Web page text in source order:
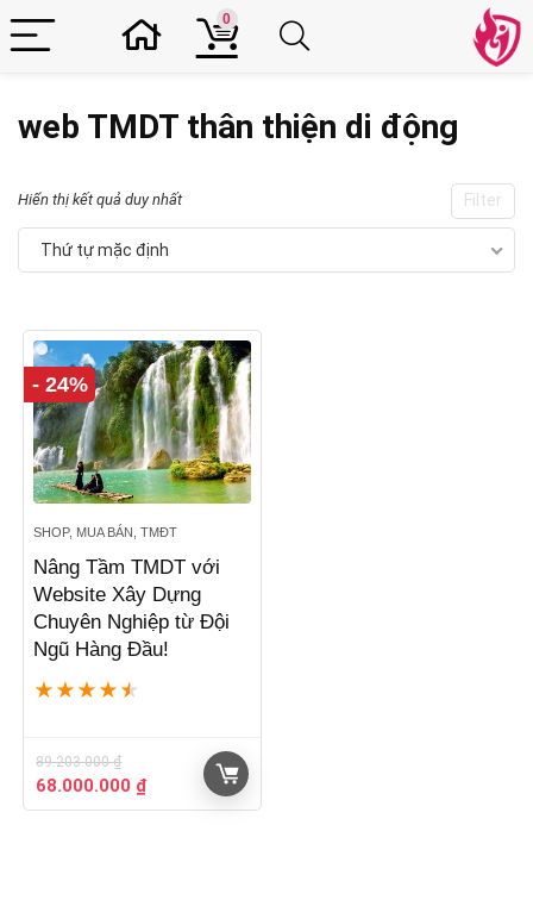
0
web TMDT thân thiện di động
Filter
Hiển thị kết quả duy nhất
Thứ tự mặc định
- 24%
SHOP, MUA BÁN, TMĐT
Nâng Tầm TMDT với
Website Xây Dựng
Chuyên Nghiệp từ Đội
Ngũ Hàng Đầu!
★ ★ ★ ★ ★
89.203.000₫
Giá
gốc
68.000.000 ₫Giá
hiện